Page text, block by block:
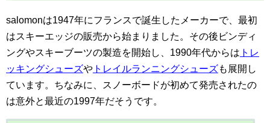
salomonは1947年にフランスで誕生したメーカーで、最初
はスキーエッジの販売から始まりました。その後ビンディ
ングやスキーブーツの製造を開始し、1990年代からは トレ
ッキングシューズや トレイルランニングシューズも展開し
ています。ちなみに、スノーボードが初めて発売されたの
は意外と最近の1997年だそうです。